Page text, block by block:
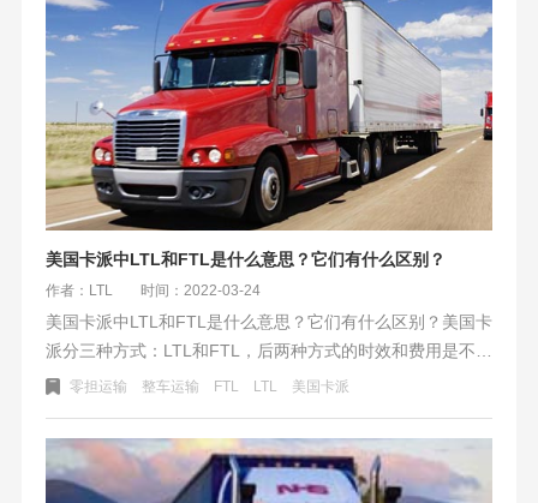
美国卡派中LTL和FTL是什么意思？它们有什么区别？
作者：LTL 时间：2022-03-24
美国卡派中LTL和FTL是什么意思？它们有什么区别？​美国卡
派分三种方式：LTL和FTL，后两种方式的时效和费用是不一
样的。美国尾程除了快递UPS等，就这两种方式在北美的卡
FTL之间如何选择？
零担运输 整车运输 FTL LTL 美国卡派